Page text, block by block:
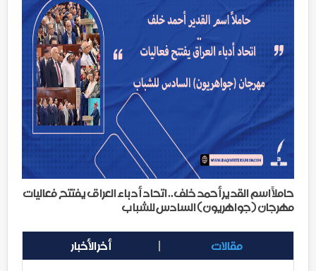
حاملاً اسم القدير أحمد خلف.. اتحاد أدباء العراق يفتتح فعاليات
مهرجان (جواهريون) السادس للشباب
مقالات أخر الأخبار